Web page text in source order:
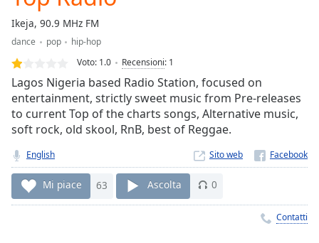
Duration
Loaded :
0.00%
Stream
Type
LIVE
Seek to
live,
currently
behind
liveLIVE
Remaining
Time-
Ikeja, 90.9 MHz FM
dance pop
hip-hop
Voto: 1.0 Recensioni: 1
Lagos Nigeria based Radio Station, focused on
entertainment, strictly sweet music from Pre-releases
to current Top of the charts songs, Alternative music,
soft rock, old skool, RnB, best of Reggae.
English Sito web
Mi piace 63 Ascolta 0
Contatti